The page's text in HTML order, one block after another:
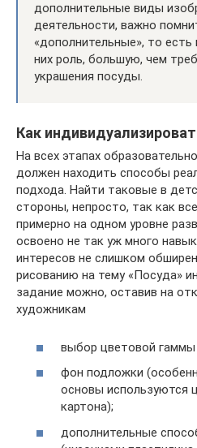
дополнительные виды
деятельности, важно
«дополнительные», то
них роль, большую, чем
украшения посуды.
Как
На всех этапах
должен находить способы
подхода. Найти таковые в
стороны, непросто, так как
примерно на одном уровне
освоено не так уж много
интересов не слишком
рисованию на тему «Посуда»
задание можно, оставив на
художникам
выбор цветовой гаммы
фон подложки
основы используются
картона);
дополнительные